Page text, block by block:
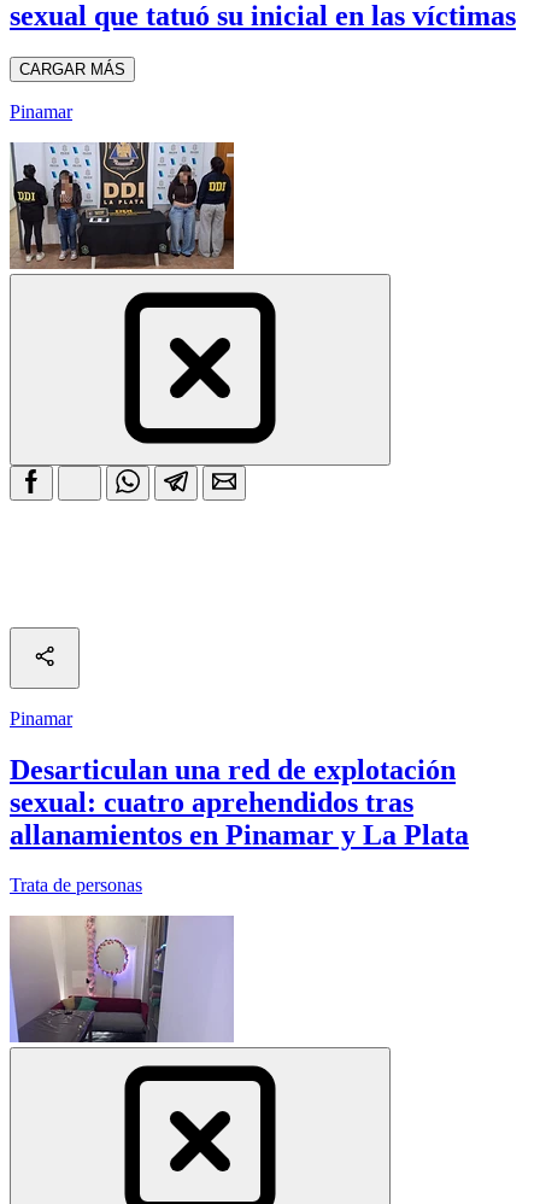
sexual que tatuó su inicial en las víctimas
CARGAR MÁS
Pinamar
Pinamar
Desarticulan una red de explotación
sexual: cuatro aprehendidos tras
allanamientos en Pinamar y La Plata
Trata de personas